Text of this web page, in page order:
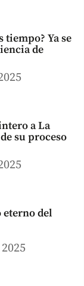
tiempo? Ya se
de
a La
su proceso
eterno del